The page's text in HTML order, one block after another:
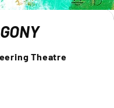
Theatre